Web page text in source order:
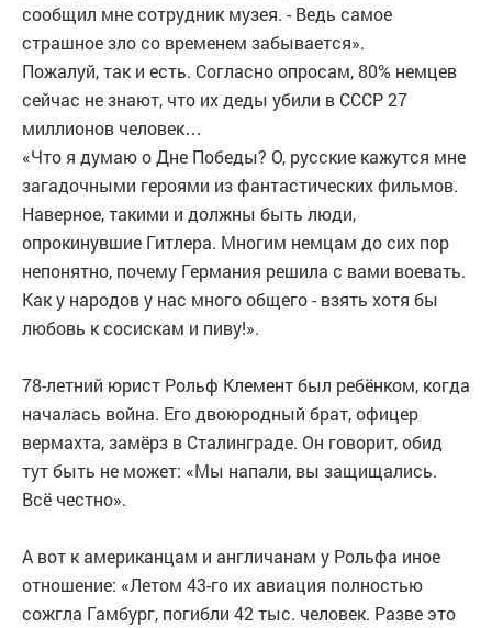
сообщил мне сотрудник музея. - Ведь самое
страшное зло со временем забывается».
Пожалуй, так и есть. Согласно опросам, 80% немцев
сейчас не знают, что их деды убили в СССР 27
миллионов человек…
«Что я думаю о Дне Победы? О, русские кажутся мне
загадочными героями из фантастиче­ских фильмов.
Наверное, такими и должны быть люди,
опрокинувшие Гитлера. Многим немцам до сих пор
непонятно, почему Германия решила с вами воевать.
Как у народов у нас много общего - взять хотя бы
любовь к сосискам и пиву!».
78-летний юрист Рольф Клемент был ребёнком, когда
началась война. Его двоюродный брат, офицер
вермахта, замёрз в Сталинграде. Он говорит, обид
тут быть не может: «Мы напали, вы защищались.
Всё честно».
А вот к американцам и англичанам у Рольфа иное
отношение: «Летом 43-го их авиа­ция полностью
сожгла Гамбург, погибли 42 тыс. человек. Разве это